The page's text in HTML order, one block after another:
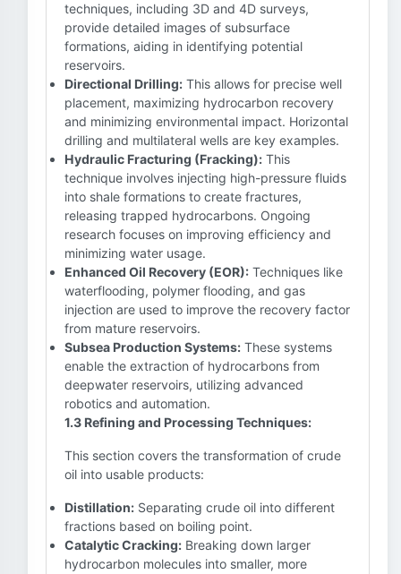
techniques, including 3D and 4D surveys,
provide detailed images of subsurface
formations, aiding in identifying potential
reservoirs.
Directional Drilling: This allows for precise well
placement, maximizing hydrocarbon recovery
and minimizing environmental impact. Horizontal
drilling and multilateral wells are key examples.
Hydraulic Fracturing (Fracking): This
technique involves injecting high-pressure fluids
into shale formations to create fractures,
releasing trapped hydrocarbons. Ongoing
research focuses on improving efficiency and
minimizing water usage.
Enhanced Oil Recovery (EOR): Techniques like
waterflooding, polymer flooding, and gas
injection are used to improve the recovery factor
from mature reservoirs.
Subsea Production Systems: These systems
enable the extraction of hydrocarbons from
deepwater reservoirs, utilizing advanced
robotics and automation.
1.3 Refining and Processing Techniques:
This section covers the transformation of crude
oil into usable products:
Distillation: Separating crude oil into different
fractions based on boiling point.
Catalytic Cracking: Breaking down larger
hydrocarbon molecules into smaller, more